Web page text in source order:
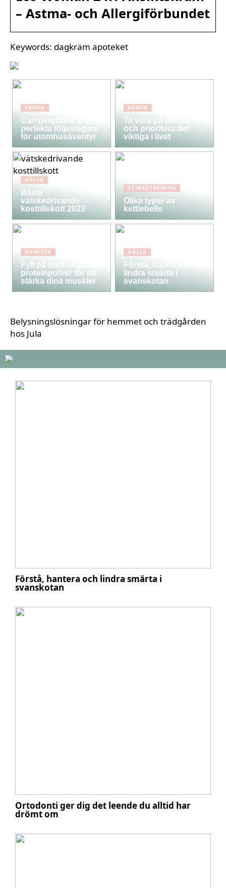
– Astma- och Allergiförbundet
Keywords: dagkräm apoteket
VANOR
Campingbord: Din
perfekta följeslagare
för utomhusäventyr
VANOR
Ta vara på din tid
och prioritera det
viktiga i livet
HÄLSA
Bästa
vätskedrivande
kosttillskott 2023
STYRKETRÄNING
Olika typer av
kettlebells
NYHETER
Fyll på med veganskt
proteinpulver för att
stärka dina muskler
HÄLSA
Förstå, hantera och
lindra smärta i
svanskotan
Belysningslösningar för hemmet och trädgården
hos Jula
Förstå, hantera och lindra smärta i
svanskotan
Ortodonti ger dig det leende du alltid har
drömt om